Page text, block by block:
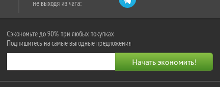
не выходя из чата:
Сэкономьте до 90% при любых покупках
Подпишитесь на самые выгодные предложения